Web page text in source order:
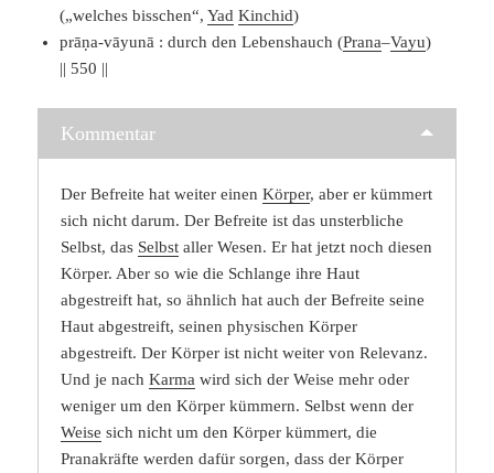
(„welches bisschen“,Yad Kinchid)
prāṇa-vāyunā : durch den Lebenshauch (Prana–Vayu)
|| 550 ||
Kommentar
Der Befreite hat weiter einenKörper, aber er kümmert
sich nicht darum. Der Befreite ist das unsterbliche
Selbst, das Selbst aller Wesen. Er hat jetzt noch diesen
Körper. Aber so wie die Schlange ihre Haut
abgestreift hat, so ähnlich hat auch der Befreite seine
Haut abgestreift, seinen physischen Körper
abgestreift. Der Körper ist nicht weiter von Relevanz.
Und je nachKarma wird sich der Weise mehr oder
weniger um den Körper kümmern. Selbst wenn der
Weise sich nicht um den Körper kümmert, die
Pranakräfte werden dafür sorgen, dass der Körper